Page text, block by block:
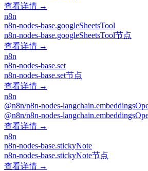
查看详情 →
n8n
n8n-nodes-base.googleSheetsTool
n8n-nodes-base.googleSheetsTool节点
查看详情 →
n8n
n8n-nodes-base.set
n8n-nodes-base.set节点
查看详情 →
n8n
@n8n/n8n-nodes-
@n8n/n8n-nodes-
查看详情 →
n8n
n8n-nodes-base.stickyNote
n8n-nodes-base.stickyNote节点
查看详情 →